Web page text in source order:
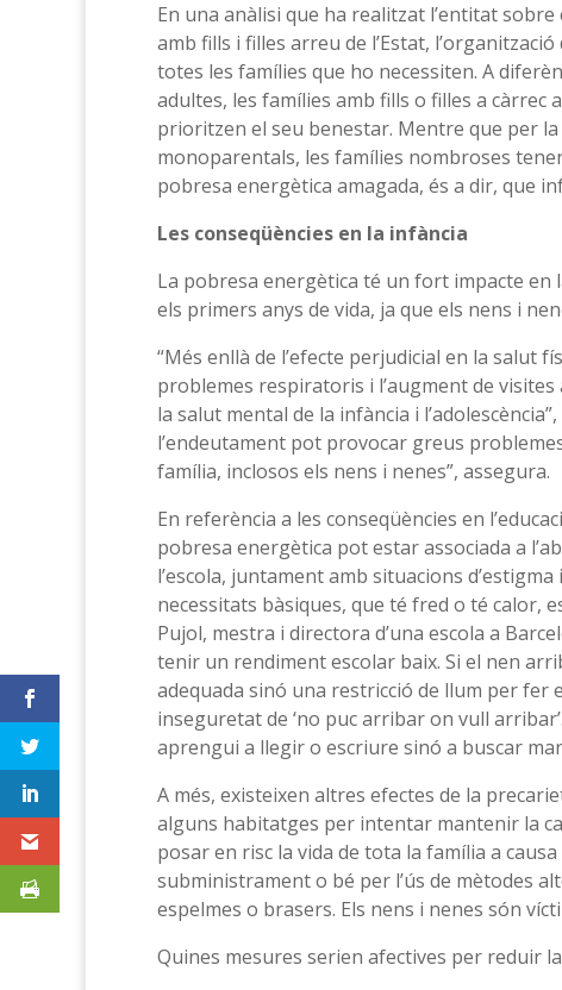
En una anàlisi que ha realitzat l’entitat
amb fills i filles arreu de l’Estat,
totes les famílies que ho necessiten. A
adultes, les famílies amb fills o filles a càrrec
prioritzen el seu benestar. Mentre que per
monoparentals, les famílies nombroses
pobresa energètica amagada, és a dir, que
Les conseqüències en la infància
La pobresa energètica té un fort impacte en
els primers anys de vida, ja que els nens i
“Més enllà de l’efecte perjudicial en la salut
problemes respiratoris i l’augment de
la salut mental de la infància i
l’endeutament pot provocar greus
família, inclosos els nens i nenes”, assegura.
En referència a les conseqüències en
pobresa energètica pot estar associada a
l’escola, juntament amb situacions
necessitats bàsiques, que té fred o té calor,
Pujol, mestra i directora d’una escola a
tenir un rendiment escolar baix. Si el nen
adequada sinó una restricció de llum per fer
inseguretat de ‘no puc arribar on vull
aprengui a llegir o escriure sinó a buscar
A més, existeixen altres efectes de la
alguns habitatges per intentar mantenir la
posar en risc la vida de tota la família a
subministrament o bé per l’ús de mètodes
espelmes o brasers. Els nens i nenes són
Quines mesures serien afectives per reduir